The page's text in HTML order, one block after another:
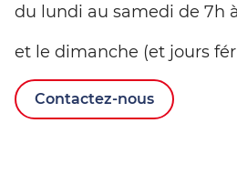
du lundi au samedi de 7h
et le dimanche (et jours
Contactez-nous